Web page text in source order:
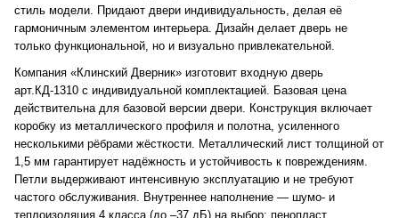
стиль модели. Придают двери индивидуальность, делая её
гармоничным элементом интерьера. Дизайн делает дверь не
только функциональной, но и визуально привлекательной.
Компания «Клинский Дверник» изготовит входную дверь
арт.КД-1310 с индивидуальной комплектацией. Базовая цена
действительна для базовой версии двери. Конструкция включает
коробку из металлического профиля и полотна, усиленного
несколькими рёбрами жёсткости. Металлический лист толщиной от
1,5 мм гарантирует надёжность и устойчивость к повреждениям.
Петли выдерживают интенсивную эксплуатацию и не требуют
частого обслуживания. Внутреннее наполнение — шумо- и
теплоизоляция 4 класса (до –37 дБ) на выбор: пенопласт,